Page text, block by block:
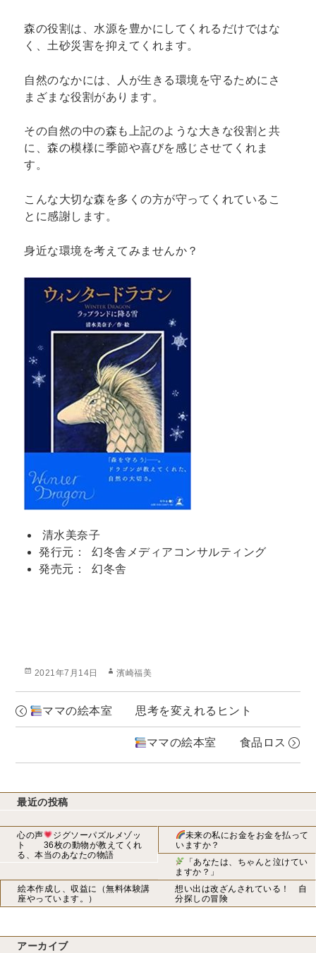
森の役割は、水源を豊かにしてくれるだけではな
く、土砂災害を抑えてくれます。
自然のなかには、人が生きる環境を守るためにさ
まざまな役割があります。
その自然の中の森も上記のような大きな役割と共
に、森の模様に季節や喜びを感じさせてくれま
す。
こんな大切な森を多くの方が守ってくれているこ
とに感謝します。
身近な環境を考えてみませんか？
清水美奈子
発行元 ：幻冬舎メディアコンサルティング
発売元 ：幻冬舎
投
2021年7月14日
作
濱崎福美
ママの絵本室 思考を変えれるヒント
ママの絵本室 食品ロス
最近の投稿
心の声
ジグソーパズルメゾッ
ト 36枚の動物が教えてくれ
る、本当のあなたの物語
未来の私にお金をお金を払って
いますか？
「あなたは、ちゃんと泣けてい
ますか？」
絵本作成し、収益に（無料体験講
座やっています。）
想い出は改ざんされている！ 自
分探しの冒険
アーカイブ